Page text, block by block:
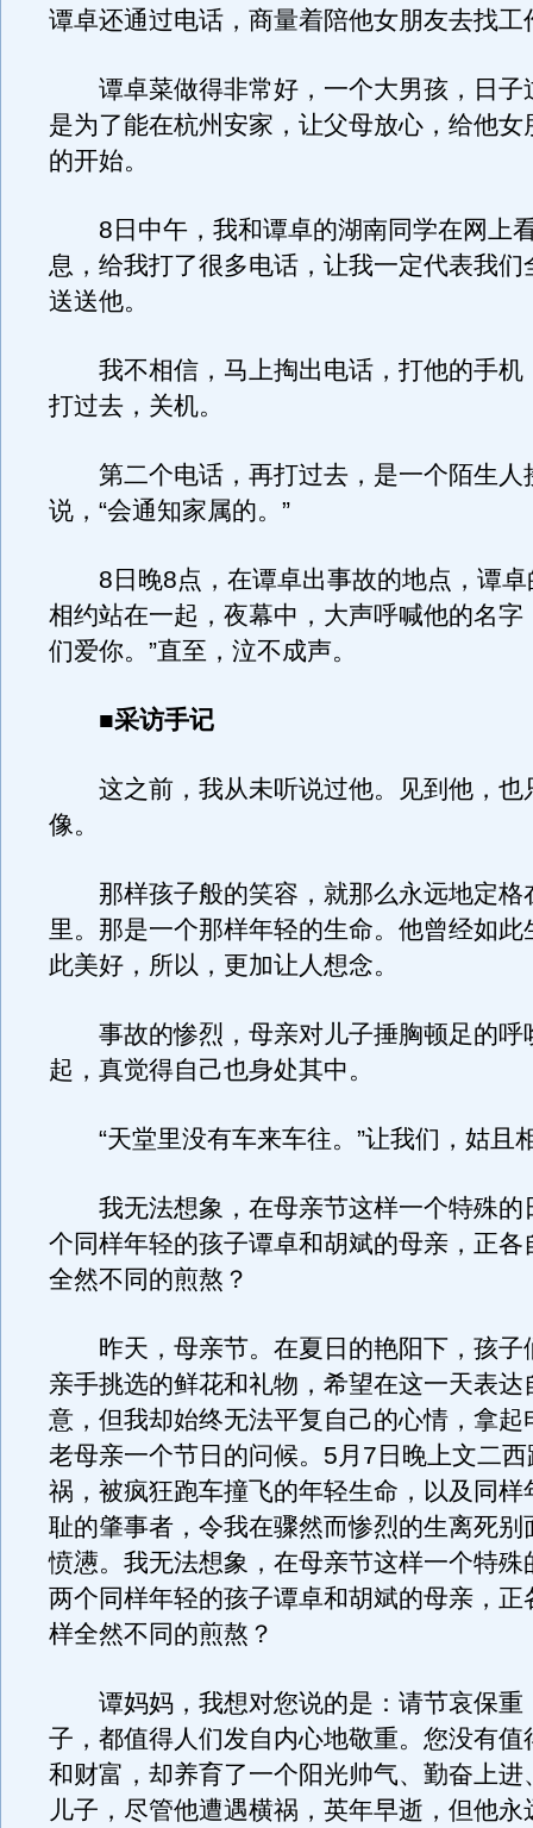
谭卓还通过电话，商量着陪他女朋友去找工
谭卓菜做得非常好，一个大男孩，日子
是为了能在杭州安家，让父母放心，给他女
的开始。
8日中午，我和谭卓的湖南同学在网上
息，给我打了很多电话，让我一定代表我们
送送他。
我不相信，马上掏出电话，打他的手机
打过去，关机。
第二个电话，再打过去，是一个陌生人
说，“会通知家属的。”
8日晚8点，在谭卓出事故的地点，谭卓
相约站在一起，夜幕中，大声呼喊他的名字
们爱你。”直至，泣不成声。
■采访手记
这之前，我从未听说过他。见到他，也
像。
那样孩子般的笑容，就那么永远地定格
里。那是一个那样年轻的生命。他曾经如此
此美好，所以，更加让人想念。
事故的惨烈，母亲对儿子捶胸顿足的呼
起，真觉得自己也身处其中。
“天堂里没有车来车往。”让我们，姑且
我无法想象，在母亲节这样一个特殊的
个同样年轻的孩子谭卓和胡斌的母亲，正各
全然不同的煎熬？
昨天，母亲节。在夏日的艳阳下，孩子
亲手挑选的鲜花和礼物，希望在这一天表达
意，但我却始终无法平复自己的心情，拿起
老母亲一个节日的问候。5月7日晚上文二
祸，被疯狂跑车撞飞的年轻生命，以及同样
耻的肇事者，令我在骤然而惨烈的生离死别
愤懑。我无法想象，在母亲节这样一个特殊
两个同样年轻的孩子谭卓和胡斌的母亲，正
样全然不同的煎熬？
谭妈妈，我想对您说的是：请节哀保重
子，都值得人们发自内心地敬重。您没有值
和财富，却养育了一个阳光帅气、勤奋上进
儿子，尽管他遭遇横祸，英年早逝，但他永